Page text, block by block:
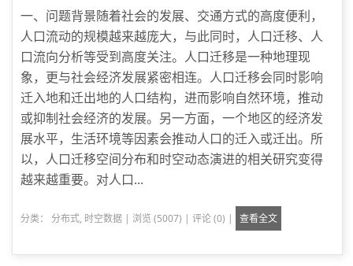
一、问题背景随着社会的发展、交通方式的高度便利，
人口流动的规模越来越庞大，与此同时，人口迁移、人
口流向分析等受到高度关注。人口迁移是一种地理现
象，更与社会经济发展紧密相连。人口迁移会同时影响
迁入地和迁出地的人口结构，进而影响自然环境，推动
或抑制社会经济的发展。另一方面，一个地区的经济发
展水平，生活环境等因素会推动人口的迁入或迁出。所
以，人口迁移空间分布和时空动态演进的相关研究变得
越来越重要。对人口...
分类： 分布式, 时空数据 | 浏览 (5007) | 评论 (0) | 查看全文